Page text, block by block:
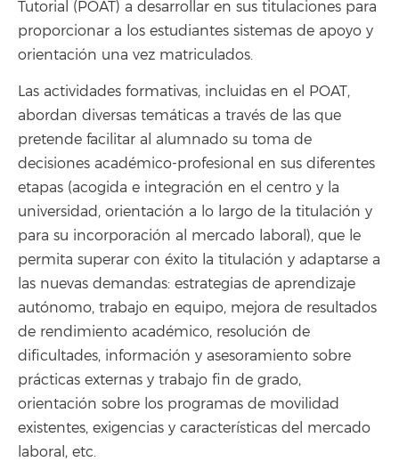
Tutorial (POAT) a desarrollar en sus titulaciones para
proporcionar a los estudiantes sistemas de apoyo y
orientación una vez matriculados.
Las actividades formativas, incluidas en el POAT,
abordan diversas temáticas a través de las que
pretende facilitar al alumnado su toma de
decisiones académico-profesional en sus diferentes
etapas (acogida e integración en el centro y la
universidad, orientación a lo largo de la titulación y
para su incorporación al mercado laboral), que le
permita superar con éxito la titulación y adaptarse a
las nuevas demandas: estrategias de aprendizaje
autónomo, trabajo en equipo, mejora de resultados
de rendimiento académico, resolución de
dificultades, información y asesoramiento sobre
prácticas externas y trabajo fin de grado,
orientación sobre los programas de movilidad
existentes, exigencias y características del mercado
laboral, etc.